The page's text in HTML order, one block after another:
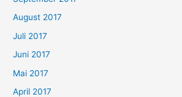
August 2017
Juli 2017
Juni 2017
Mai 2017
April 2017